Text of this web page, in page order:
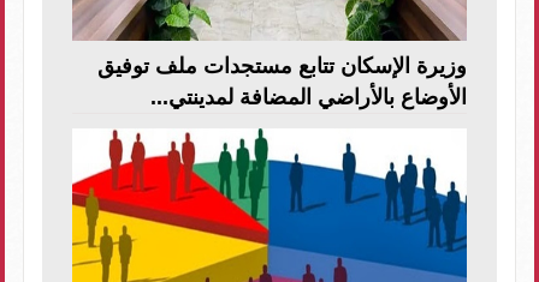
وزيرة الإسكان تتابع مستجدات ملف توفيق
الأوضاع بالأراضي المضافة لمدينتي...